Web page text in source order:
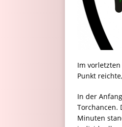
Im
Punkt
In der
Torchancen.
Minuten